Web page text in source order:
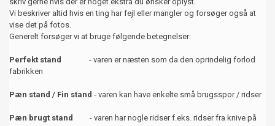
Vi beskriver altid hvis en ting har fejl eller mangler og forsøger også at
vise det på fotos.
Generelt forsøger vi at bruge følgende betegnelser:
Perfekt stand - varen er næsten som da den oprindelig forlod
fabrikken
Pæn stand / Fin stand - varen kan have enkelte små brugsspor / ridser
Pæn brugt stand
- varen har nogle ridser f.eks. ridser fra knive på